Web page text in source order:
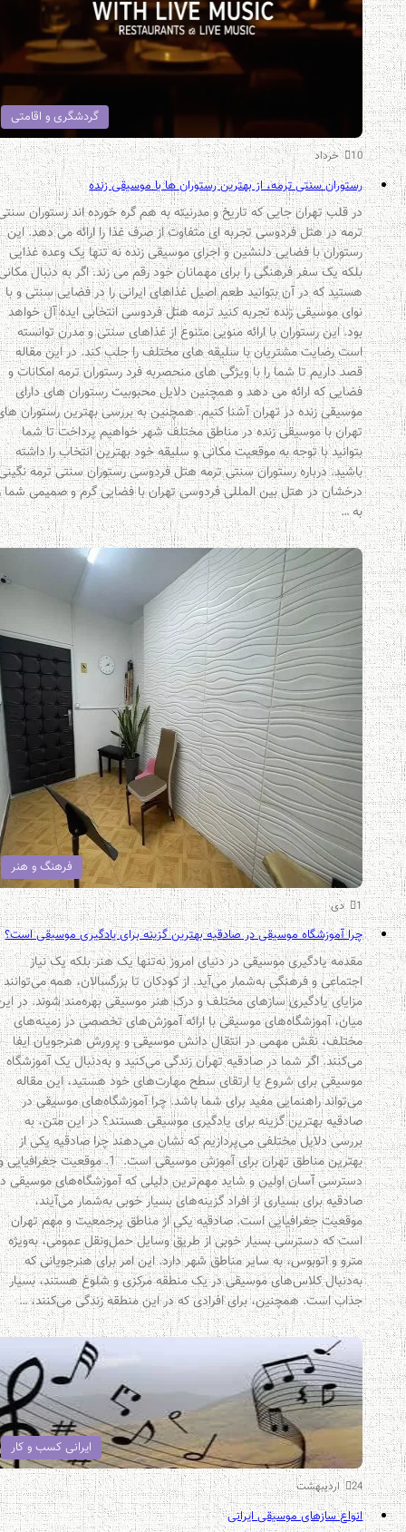
گردشگری و اقامتی
10 خرداد
رستوران سنتی ترمه، از بهترین رستوران ها با موسیقی زنده
در قلب تهران جایی که تاریخ و مدرنیته به هم گره خورده اند رستوران سنتی
ترمه در هتل فردوسی تجربه ای متفاوت از صرف غذا را ارائه می دهد. این
رستوران با فضایی دلنشین و اجرای موسیقی زنده نه تنها یک وعده غذایی
بلکه یک سفر فرهنگی را برای مهمانان خود رقم می زند. اگر به دنبال مکانی
هستید که در آن بتوانید طعم اصیل غذاهای ایرانی را در فضایی سنتی و با
نوای موسیقی زنده تجربه کنید ترمه هتل فردوسی انتخابی ایده آل خواهد
بود. این رستوران با ارائه منویی متنوع از غذاهای سنتی و مدرن توانسته
است رضایت مشتریان با سلیقه های مختلف را جلب کند. در این مقاله
قصد داریم تا شما را با ویژگی های منحصربه فرد رستوران ترمه امکانات و
فضایی که ارائه می دهد و همچنین دلایل محبوبیت رستوران های دارای
موسیقی زنده در تهران آشنا کنیم. همچنین به بررسی بهترین رستوران های
تهران با موسیقی زنده در مناطق مختلف شهر خواهیم پرداخت تا شما
بتوانید با توجه به موقعیت مکانی و سلیقه خود بهترین انتخاب را داشته
باشید. درباره رستوران سنتی ترمه هتل فردوسی رستوران سنتی ترمه نگینی
درخشان در هتل بین المللی فردوسی تهران با فضایی گرم و صمیمی شما را
به …
فرهنگ و هنر
1 دی
چرا آموزشگاه موسیقی در صادقیه بهترین گزینه برای یادگیری موسیقی است؟
مقدمه یادگیری موسیقی در دنیای امروز نه‌تنها یک هنر بلکه یک نیاز
اجتماعی و فرهنگی به‌شمار می‌آید. از کودکان تا بزرگسالان، همه می‌توانند از
مزایای یادگیری سازهای مختلف و درک هنر موسیقی بهره‌مند شوند. در این
میان، آموزشگاه‌های موسیقی با ارائه آموزش‌های تخصصی در زمینه‌های
مختلف، نقش مهمی در انتقال دانش موسیقی و پرورش هنرجویان ایفا
می‌کنند. اگر شما در صادقیه تهران زندگی می‌کنید و به‌دنبال یک آموزشگاه
موسیقی برای شروع یا ارتقای سطح مهارت‌های خود هستید، این مقاله
می‌تواند راهنمایی مفید برای شما باشد. چرا آموزشگاه‌های موسیقی در
صادقیه بهترین گزینه برای یادگیری موسیقی هستند؟ در این متن، به
بررسی دلایل مختلفی می‌پردازیم که نشان می‌دهند چرا صادقیه یکی از
بهترین مناطق تهران برای آموزش موسیقی است. 1. موقعیت جغرافیایی و
دسترسی آسان اولین و شاید مهم‌ترین دلیلی که آموزشگاه‌های موسیقی در
صادقیه برای بسیاری از افراد گزینه‌های بسیار خوبی به‌شمار می‌آیند،
موقعیت جغرافیایی است. صادقیه یکی از مناطق پرجمعیت و مهم تهران
است که دسترسی بسیار خوبی از طریق وسایل حمل‌ونقل عمومی، به‌ویژه
مترو و اتوبوس، به سایر مناطق شهر دارد. این امر برای هنرجویانی که
به‌دنبال کلاس‌های موسیقی در یک منطقه مرکزی و شلوغ هستند، بسیار
جذاب است. همچنین، برای افرادی که در این منطقه زندگی می‌کنند، …
ایرانی کسب و کار
24 اردیبهشت
انواع سازهای موسیقی ایرانی